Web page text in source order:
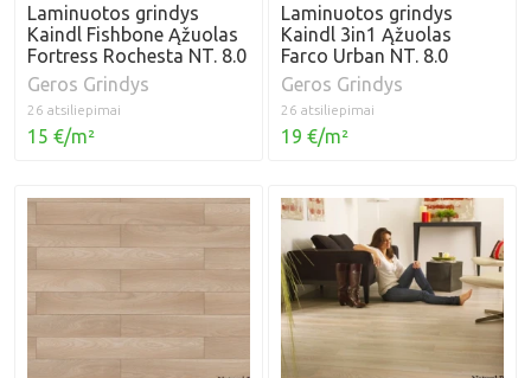
Laminuotos grindys
Kaindl Fishbone Ąžuolas
Fortress Rochesta NT. 8.0
Geros Grindys
26 atsiliepimai
15 €/m²
Laminuotos grindys
Kaindl 3in1 Ąžuolas
Farco Urban NT. 8.0
Geros Grindys
26 atsiliepimai
19 €/m²